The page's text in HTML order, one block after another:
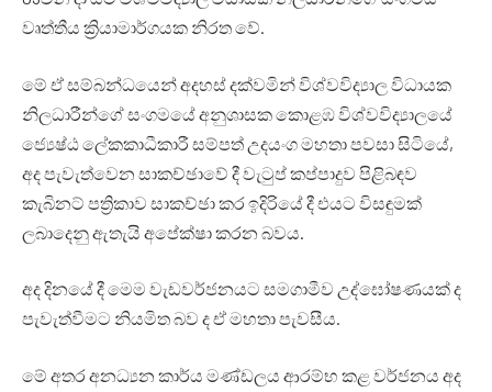
වෘත්තීය ක්‍රියාමාර්ගයක නිරත වේ.
මේ ඒ සම්බන්ධයෙන් අදහස් දක්වමින් විශ්වවිද්‍යාල විධායක
නිලධාරීන්ගේ සංගමයේ අනුශාසක කොළඹ විශ්වවිද්‍යාලයේ
ජ්‍යෙෂ්ඨ ලේකකාධීකාරී සම්පත් උදයංග මහතා පවසා සිටියේ,
අද පැවැත්වෙන සාකච්ඡාවේ දී වැටුප් කප්පාදුව පිළිබඳව
කැබිනට් පත්‍රිකාව සාකච්ඡා කර ඉදිරියේ දී එයට විසඳුමක්
ලබාදෙනු ඇතැයි අපේක්ෂා කරන බවය.
අද දිනයේ දී මෙම වැඩවර්ජනයට සමගාමීව උද්ඝෝෂණයක් ද
පැවැත්වීමට නියමිත බව ද ඒ මහතා පැවසීය.
මේ අතර අනධ්‍යන කාර්ය මණ්ඩලය ආරම්භ කළ වර්ජනය අද